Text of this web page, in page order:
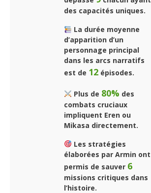
des capacités uniques.
La durée moyenne
d’apparition d’un
personnage principal
dans les arcs narratifs
est de 12 épisodes.
Plus de 80% des
combats cruciaux
impliquent Eren ou
Mikasa directement.
Les stratégies
élaborées par Armin ont
permis de sauver 6
missions critiques dans
l’histoire.